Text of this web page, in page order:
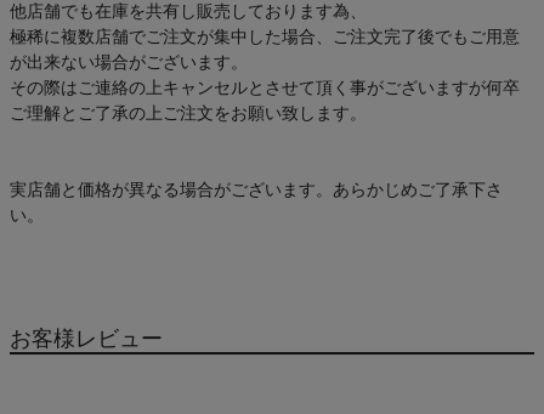
他店舗でも在庫を共有し販売しております為、
極稀に複数店舗でご注文が集中した場合、ご注文完了後でもご用意
が出来ない場合がございます。
その際はご連絡の上キャンセルとさせて頂く事がございますが何卒
ご理解とご了承の上ご注文をお願い致します。
実店舗と価格が異なる場合がございます。あらかじめご了承下さ
い。
お客様レビュー